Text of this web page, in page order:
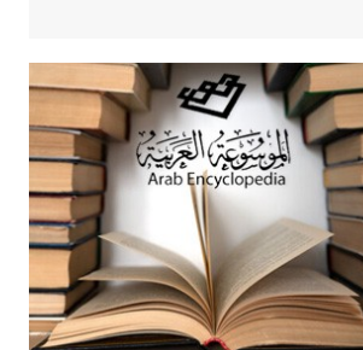
- هل تعلم أن أبقراط كتب في الطب
أربعة مؤلفات هي: الحكم، الأدلة، تنظيم
التغذية، ورسالته في جروح الرأس.
ويعود له الفضل بأنه حرر الطب من
الدين والفلسفة.
- هل تعلم أن المرجان إفراز حيواني
يتكون في البحر ويتركب من مادة
كربونات الكلسيوم، وهو أحمر أو شديد
الحمرة وهو أجود أنواعه، ويمتاز بكبر
الحجم ويسمى الش